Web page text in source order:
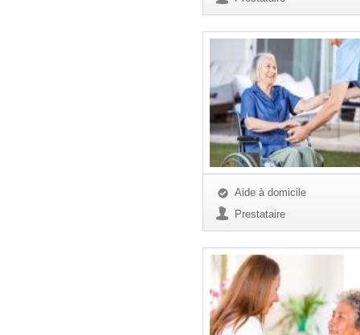
Aide à domicile
Prestataire